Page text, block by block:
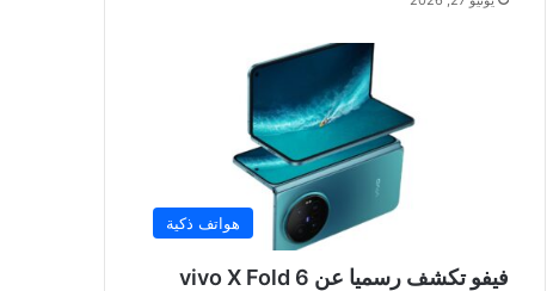
هواتف ذكية
فيفو تكشف رسميا عن vivo X Fold 6